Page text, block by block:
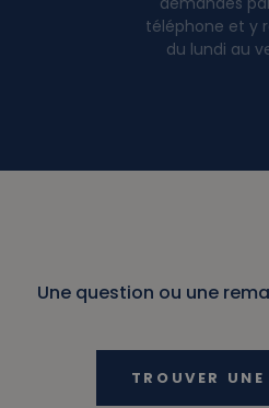
téléphone et y
du lundi au
Une question ou une
TROUVER UNE